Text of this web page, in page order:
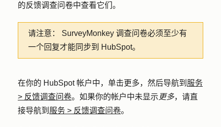
的反馈调查问卷中查看它们。
请注意： SurveyMonkey 调查问卷必须至少有
一个回复才能同步到 HubSpot。
在你的 HubSpot 帐户中，单击更多，然后导航到 服务
> 反馈调查问卷。如果你的帐户中未显示 更多，请直
接导航到 服务 > 反馈调查问卷。